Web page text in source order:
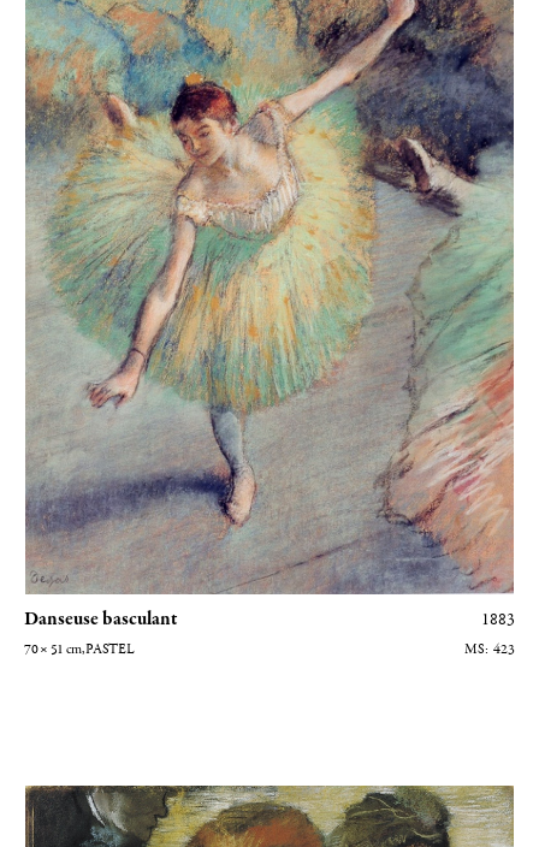
Danseuse basculant 1883
70 × 51 cm , PASTEL 423
Chez la modiste